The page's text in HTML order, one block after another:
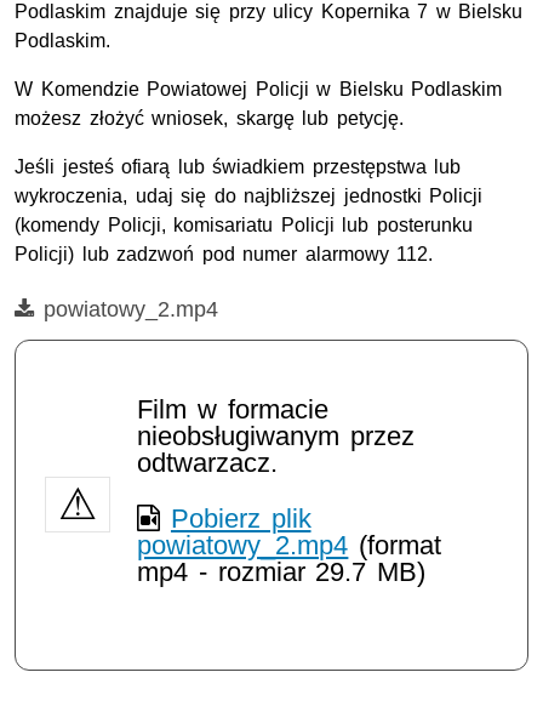
Podlaskim znajduje się przy ulicy Kopernika 7 w Bielsku
Podlaskim.
W Komendzie Powiatowej Policji w Bielsku Podlaskim
możesz złożyć wniosek, skargę lub petycję.
Jeśli jesteś ofiarą lub świadkiem przestępstwa lub
wykroczenia, udaj się do najbliższej jednostki Policji
(komendy Policji, komisariatu Policji lub posterunku
Policji) lub zadzwoń pod numer alarmowy 112.
Film
powiatowy_2.mp4
Film w formacie
nieobsługiwanym przez
odtwarzacz.
Pobierz plik
powiatowy_2.mp4 (format
mp4 - rozmiar 29.7 MB)